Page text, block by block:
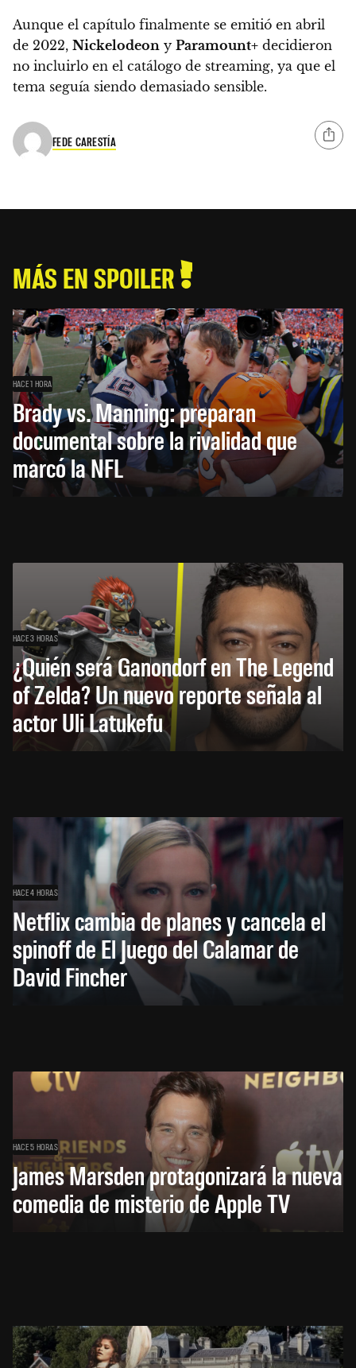
Aunque el capítulo finalmente se emitió en abril
de 2022, Nickelodeon y Paramount+ decidieron
no incluirlo en el catálogo de streaming, ya que el
tema seguía siendo demasiado sensible.
FEDE CARESTÍA
MÁS EN SPOILER
HACE 1 HORA
Brady vs. Manning: preparan
documental sobre la rivalidad que
marcó la NFL
HACE 3 HORAS
¿Quién será Ganondorf en The Legend
of Zelda? Un nuevo reporte señala al
actor Uli Latukefu
HACE 4 HORAS
Netflix cambia de planes y cancela el
spinoff de El Juego del Calamar de
David Fincher
HACE 5 HORAS
James Marsden protagonizará la nueva
comedia de misterio de Apple TV